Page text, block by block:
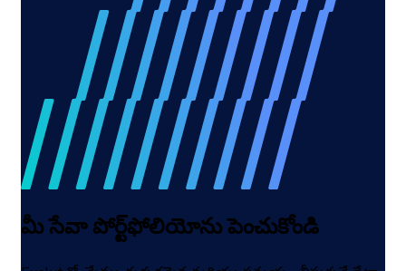
మీ సేవా పోర్ట్‌ఫోలియోను పెంచుకోండి